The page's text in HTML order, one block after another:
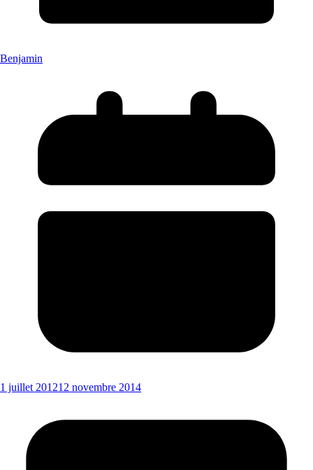
Benjamin
1 juillet 201212 novembre 2014